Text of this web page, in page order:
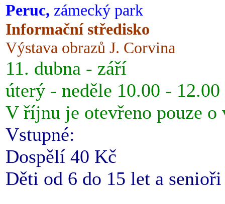
Peruc, zámecký park
Informační středisko
Výstava obrazů J. Corvina
11. dubna - září
úterý - neděle 10.00 -
V říjnu je otevřeno pouze o
Vstupné:
Dospělí 40 Kč
Děti od 6 do 15 let a